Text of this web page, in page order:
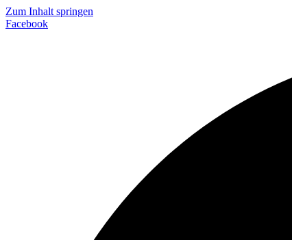
Zum Inhalt springen
Facebook